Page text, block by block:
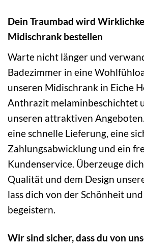
Dein Traumbad wird
Midischrank bestellen
Warte nicht länger und
Badezimmer in eine
unseren Midischrank in Eiche
Anthrazit melaminbeschichtet
unseren attraktiven
eine schnelle Lieferung, eine
Zahlungsabwicklung und ein
Kundenservice. Überzeuge
Qualität und dem Design
lass dich von der Schönheit
begeistern.
Wir sind sicher, dass du von